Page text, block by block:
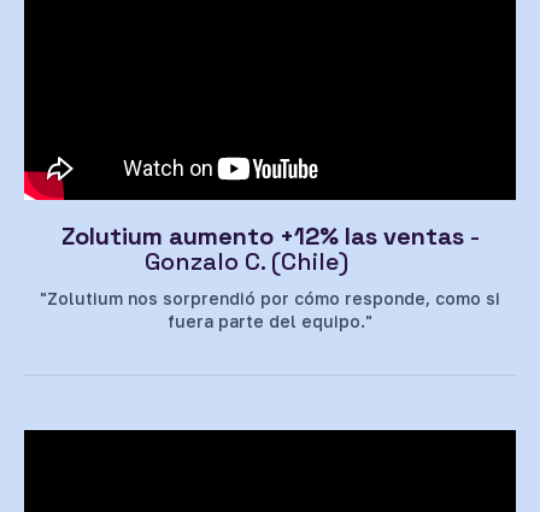
Zolutium aumento +12% las ventas -
Gonzalo C. (Chile)
"Zolutium nos sorprendió por cómo responde, como si
fuera parte del equipo."